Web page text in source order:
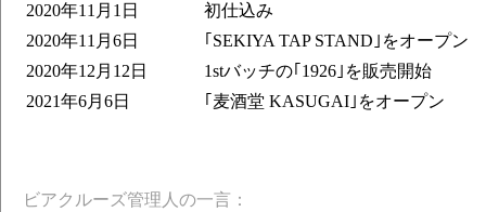
2020年11月1日
初仕込み
2020年11月6日
｢SEKIYA TAP STAND｣をオープン
2020年12月12日
1stバッチの｢1926｣を販売開始
2021年6月6日
｢麦酒堂 KASUGAI｣をオープン
ビアクルーズ管理人の一言：